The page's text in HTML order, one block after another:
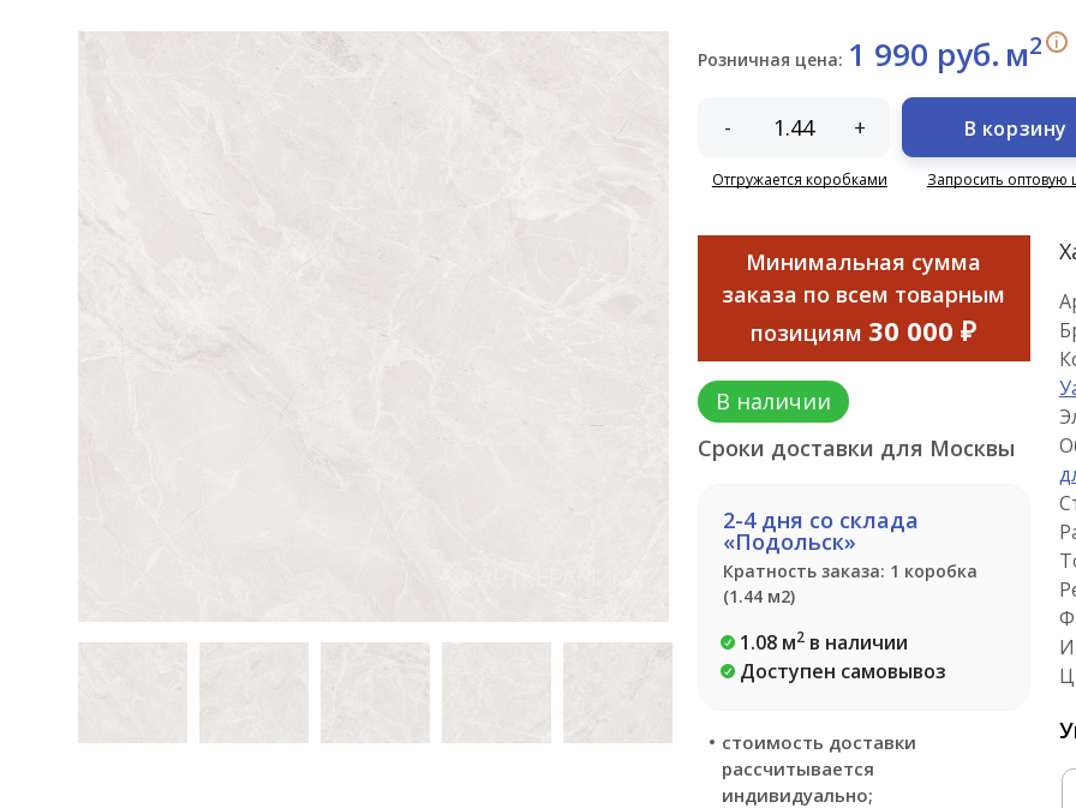
Розничная цена: 1 990 руб. м2 i
- +
Отгружается коробками
В корзину
Запросить оптовую
Минимальная сумма
заказа по всем товарным
позициям 30 000 ₽
В наличии
Сроки доставки для Москвы
2-4 дня со склада
«Подольск»
Кратность заказа: 1 коробка
(1.44 м2)
1.08 м2в наличии
Доступен самовывоз
стоимость доставки
рассчитывается
индивидуально;